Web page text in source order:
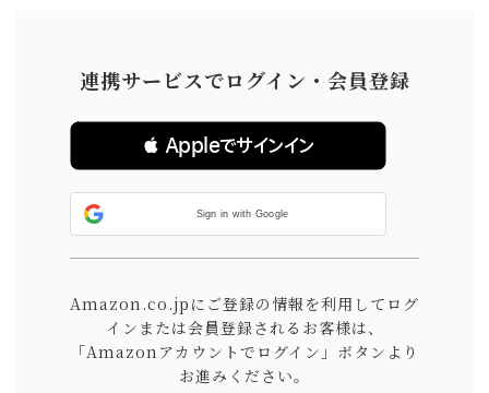
連携サービスでログイン・会員登録
 Appleでサインイン
Sign in with Google
Amazon.co.jpにご登録の情報を利用してログ
インまたは会員登録されるお客様は、
「Amazonアカウントでログイン」ボタンより
お進みください。